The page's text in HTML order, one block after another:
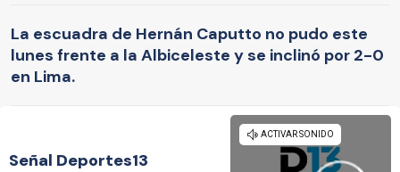
La escuadra de Hernán Caputto no pudo este
lunes frente a la Albiceleste y se inclinó por 2-0
en Lima.
Señal Deportes13